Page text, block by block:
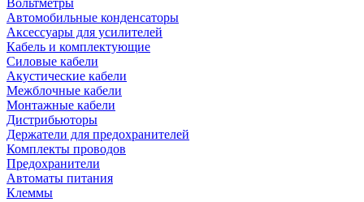
Вольтметры
Автомобильные конденсаторы
Аксессуары для усилителей
Кабель и комплектующие
Силовые кабели
Акустические кабели
Межблочные кабели
Монтажные кабели
Дистрибьюторы
Держатели для предохранителей
Комплекты проводов
Предохранители
Автоматы питания
Клеммы